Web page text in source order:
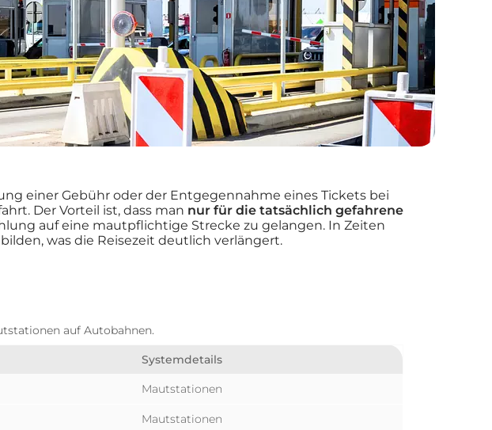
einer Gebühr oder der Entgegennahme eines Tickets bei
Der Vorteil ist, dass man nur für die tatsächlich gefahrene
auf eine mautpflichtige Strecke zu gelangen. In Zeiten
was die Reisezeit deutlich verlängert.
auf Autobahnen.
Systemdetails
Mautstationen
Mautstationen